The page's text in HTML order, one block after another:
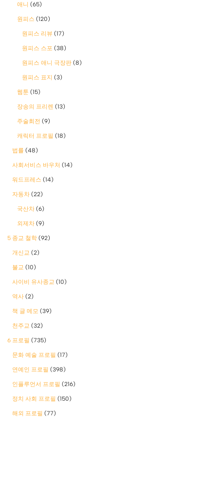
애니 (65)
원피스 (120)
원피스 리뷰 (17)
원피스 스포 (38)
원피스 애니 극장판 (8)
원피스 표지 (3)
웹툰 (15)
장송의 프리렌 (13)
주술회전 (9)
캐릭터 프로필 (18)
법률 (48)
사회서비스 바우처 (14)
워드프레스 (14)
자동차 (22)
국산차 (6)
외제차 (9)
5 종교 철학 (92)
개신교 (2)
불교 (10)
사이비 유사종교 (10)
역사 (2)
책 글 메모 (39)
천주교 (32)
6 프로필 (735)
문화 예술 프로필 (17)
연예인 프로필 (398)
인플루언서 프로필 (216)
정치 사회 프로필 (150)
해외 프로필 (77)